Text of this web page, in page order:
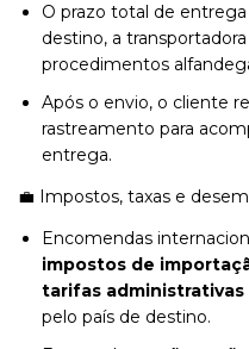
O prazo total de
destino, a
procedimentos
Após o envio, o cliente
rastreamento para
entrega.
💼 Impostos, taxas e
Encomendas
impostos de
tarifas
pelo país de destino.